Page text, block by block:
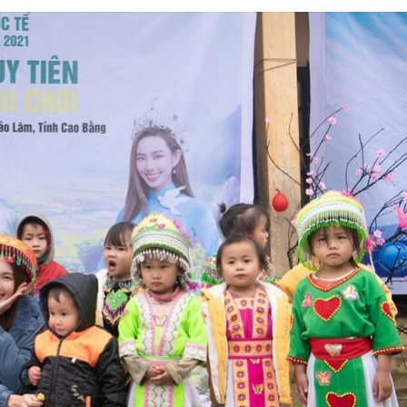
Bắc Biên - Giữ một
làng ven sông Hồng
Nội
TS. Trần Kim Hào